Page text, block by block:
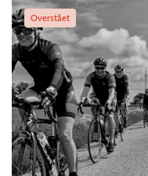
Overstået